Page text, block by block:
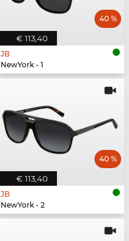
€ 113,40
40 %
JB
NewYork - 1
€ 113,40
40 %
JB
NewYork - 2